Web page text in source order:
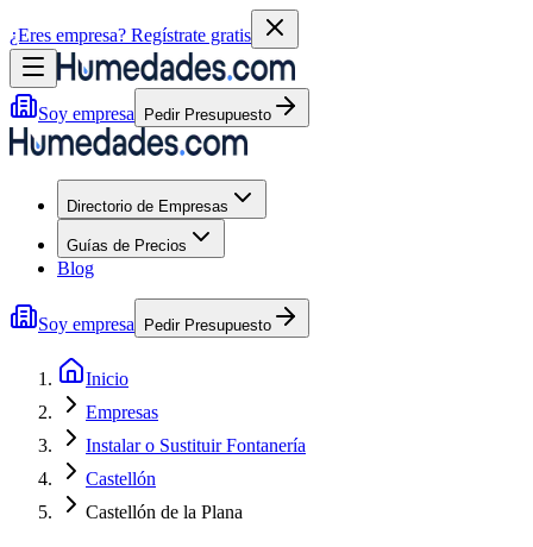
¿Eres empresa? Regístrate gratis
Soy empresa Pedir Presupuesto
Directorio de Empresas
Guías de Precios
Blog
Soy empresa Pedir Presupuesto
Inicio
Empresas
Instalar o Sustituir Fontanería
Castellón
Castellón de la Plana